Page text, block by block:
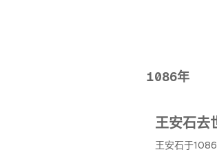
1086年
王安石去
王安石于